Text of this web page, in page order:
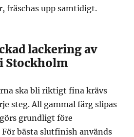
fräschas upp samtidigt.
lackering av
Stockholm
ska bli riktigt fina krävs
steg. All gammal färg slipas
grundligt före
bästa slutfinish används